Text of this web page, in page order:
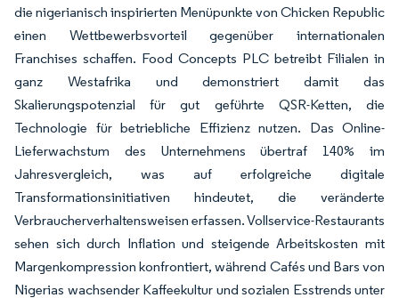
die nigerianisch inspirierten Menüpunkte von Chicken Republic
einen Wettbewerbsvorteil gegenüber internationalen
Franchises schaffen. Food Concepts PLC betreibt Filialen in
ganz Westafrika und demonstriert damit das
Skalierungspotenzial für gut geführte QSR-Ketten, die
Technologie für betriebliche Effizienz nutzen. Das Online-
Lieferwachstum des Unternehmens übertraf 140% im
Jahresvergleich, was auf erfolgreiche digitale
Transformationsinitiativen hindeutet, die veränderte
Verbraucherverhaltensweisen erfassen. Vollservice-Restaurants
sehen sich durch Inflation und steigende Arbeitskosten mit
Margenkompression konfrontiert, während Cafés und Bars von
Nigerias wachsender Kaffeekultur und sozialen Esstrends unter